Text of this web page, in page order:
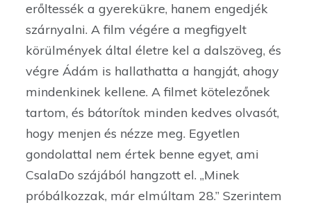
erőltessék a gyerekükre, hanem engedjék
szárnyalni. A film végére a megfigyelt
körülmények által életre kel a dalszöveg, és
végre Ádám is hallathatta a hangját, ahogy
mindenkinek kellene. A filmet kötelezőnek
tartom, és bátorítok minden kedves olvasót,
hogy menjen és nézze meg. Egyetlen
gondolattal nem értek benne egyet, ami
CsalaDo szájából hangzott el. ,,Minek
próbálkozzak, már elmúltam 28.’’ Szerintem